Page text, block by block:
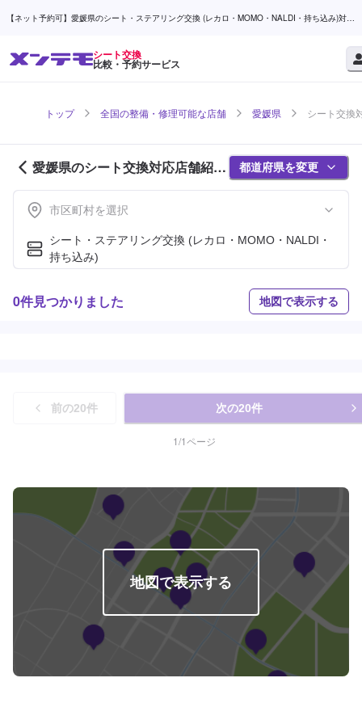
【ネット予約可】愛媛県のシート・ステアリング交換 (レカロ・MOMO・NALDI・持ち込み)対応
シート交換
比較・予約サービス
トップ 全国の整備・修理可能な店舗 愛媛県 シート交換
愛媛県のシート交換対応店舗紹介
(1ページ目)
都道府県を変更
市区町村を選択
シート・ステアリング交換 (レカロ・MOMO・NALDI・
持ち込み)
0件見つかりました 地図で表示する
前の20件 次の20件
1/1ページ
地図で表示する